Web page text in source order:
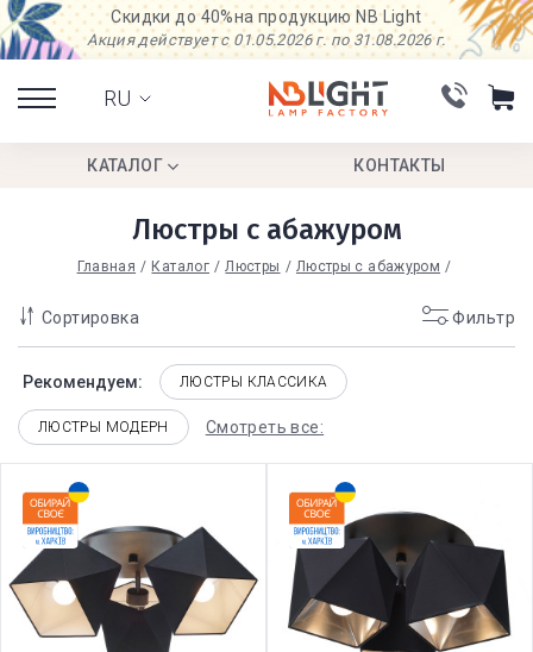
Скидки до 40%на продукцию NB Light
Акция действует с 01.05.2026 г. по 31.08.2026 г.
RU
КАТАЛОГ КОНТАКТЫ
Люстры с абажуром
Главная Каталог Люстры Люстры с абажуром
Сортировка Фильтр
Рекомендуем: ЛЮСТРЫ КЛАССИКА
ЛЮСТРЫ МОДЕРН Смотреть все: